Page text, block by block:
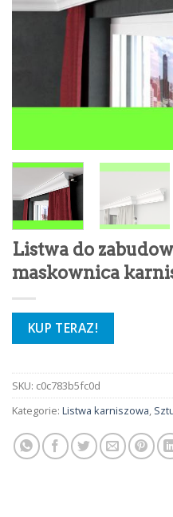
Listwa do
maskownica
KUP TERAZ!
SKU: c0c783b5fc0d
Kategorie: Listwa karniszowa,